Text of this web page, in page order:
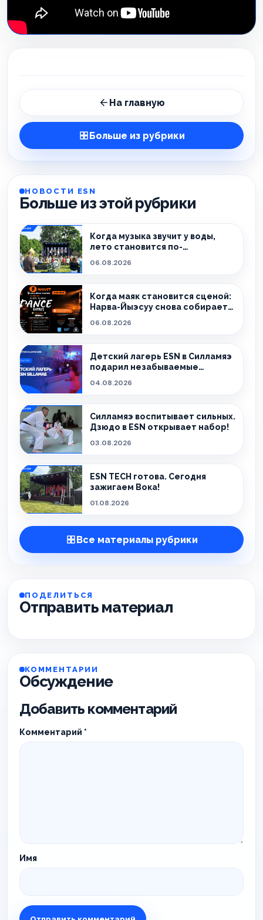
На главную
Больше из рубрики
НОВОСТИ ESN
Больше из этой рубрики
Когда музыка звучит у воды,
лето становится по-
06.08.2026
Когда маяк становится сценой:
Нарва-Йыэсуу снова собирает
06.08.2026
Детский лагерь ESN в Силламяэ
подарил незабываемые
04.08.2026
Силламяэ воспитывает сильных.
Дзюдо в ESN открывает набор!
03.08.2026
ESN TECH готова. Сегодня
зажигаем Вока!
01.08.2026
Все материалы рубрики
ПОДЕЛИТЬСЯ
Отправить материал
КОММЕНТАРИИ
Обсуждение
Добавить комментарий
Комментарий *
Имя